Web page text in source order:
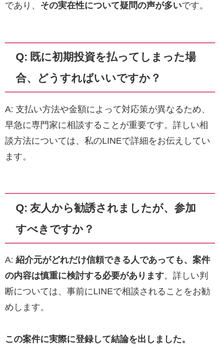
であり、 その実在性について疑問の声が多いです。
Q: 既に初期投資を払ってしまった場
合、どうすればいいですか？
A: 支払い方法や金額によって対応策が異なるため、
早急に専門家に相談することが重要です。詳しい相
談方法については、私のLINEで詳細をお伝えしてい
ます。
Q: 友人から勧誘されましたが、参加
すべきですか？
A: 紹介元がどれだけ信頼できる人であっても、案件
の内容は慎重に検討する必要があります。詳しい判
断については、事前にLINEで相談されることをお勧
めします。
この案件に実際に登録して結論を出しました。